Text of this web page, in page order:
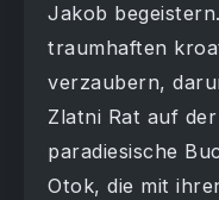
Jakob
traumhaften
verzaubern,
Zlatni Rat auf
paradiesische
Otok, die mit